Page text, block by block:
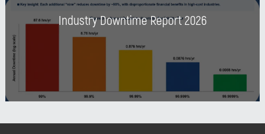
Industry Downtime Report 2026